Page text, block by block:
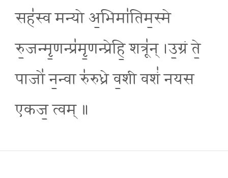
सह॑स्व मन्यो अ॒भिमा॑तिम॒स्मे
रु॒जन्मृ॒णन्प्र॑मृ॒णन्प्रेहि॒ शत्रू॑न् ।उ॒ग्रं ते॒
पाजो॑ न॒न्वा रु॑रुध्रे व॒शी वशं॑ नयस
एकज॒ त्वम् ॥